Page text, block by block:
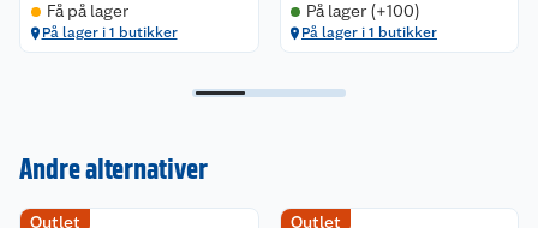
Få på lager
På lager i 1 butikker
På lager (+100)
På lager i 1 butikker
Andre alternativer
Outlet Outlet
Kundeservice